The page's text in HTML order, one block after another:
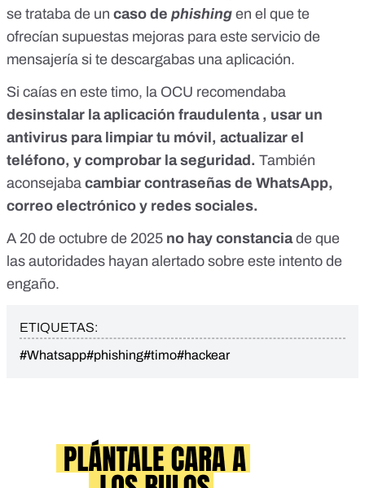
se trataba de un caso de phishing en el que te
ofrecían supuestas mejoras para este servicio de
mensajería si te descargabas una aplicación.
Si caías en este timo, la OCU recomendaba
desinstalar la aplicación fraudulenta , usar un
antivirus para limpiar tu móvil, actualizar el
teléfono, y comprobar la seguridad. También
aconsejaba cambiar contraseñas de WhatsApp,
correo electrónico y redes sociales.
A 20 de octubre de 2025 no hay constanciade que
las autoridades hayan alertado sobre este intento de
engaño.
ETIQUETAS:
#Whatsapp#phishing#timo#hackear